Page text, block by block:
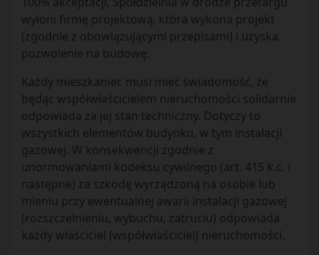
wyłoni firmę projektową, która wykona projekt
(zgodnie z obowiązującymi przepisami) i uzyska
pozwolenie na budowę.
Każdy mieszkaniec musi mieć świadomość, że
będąc współwłaścicielem nieruchomości solidarnie
odpowiada za jej stan techniczny. Dotyczy to
wszystkich elementów budynku, w tym instalacji
gazowej. W konsekwencji zgodnie z
unormowaniami kodeksu cywilnego (art. 415 k.c. i
następne) za szkodę wyrządzoną na osobie lub
mieniu przy ewentualnej awarii instalacji gazowej
(rozszczelnieniu, wybuchu, zatruciu) odpowiada
każdy właściciel (współwłaściciel) nieruchomości.